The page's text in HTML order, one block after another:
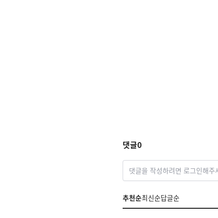
댓글0
댓글을 작성하려면 로그인해주
추천순최신순답글순